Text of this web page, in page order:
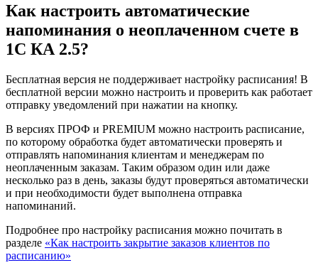
Как настроить автоматические
напоминания о неоплаченном счете в
1С КА 2.5?
Бесплатная версия не поддерживает настройку расписания! В
бесплатной версии можно настроить и проверить как работает
отправку уведомлений при нажатии на кнопку.
В версиях ПРОФ и PREMIUM можно настроить расписание,
по которому обработка будет автоматически проверять и
отправлять напоминания клиентам и менеджерам по
неоплаченным заказам. Таким образом один или даже
несколько раз в день, заказы будут проверяться автоматически
и при необходимости будет выполнена отправка
напоминаний.
Подробнее про настройку расписания можно почитать в
разделе «Как настроить закрытие заказов клиентов по
расписанию»